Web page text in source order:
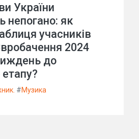
України
непогано: як
учасників
2024
до
#Музика